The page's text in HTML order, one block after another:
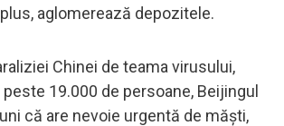
aglomerează depozitele.
Chinei de teama virusului,
19.000 de persoane, Beijingul
că are nevoie urgentă de măşti,